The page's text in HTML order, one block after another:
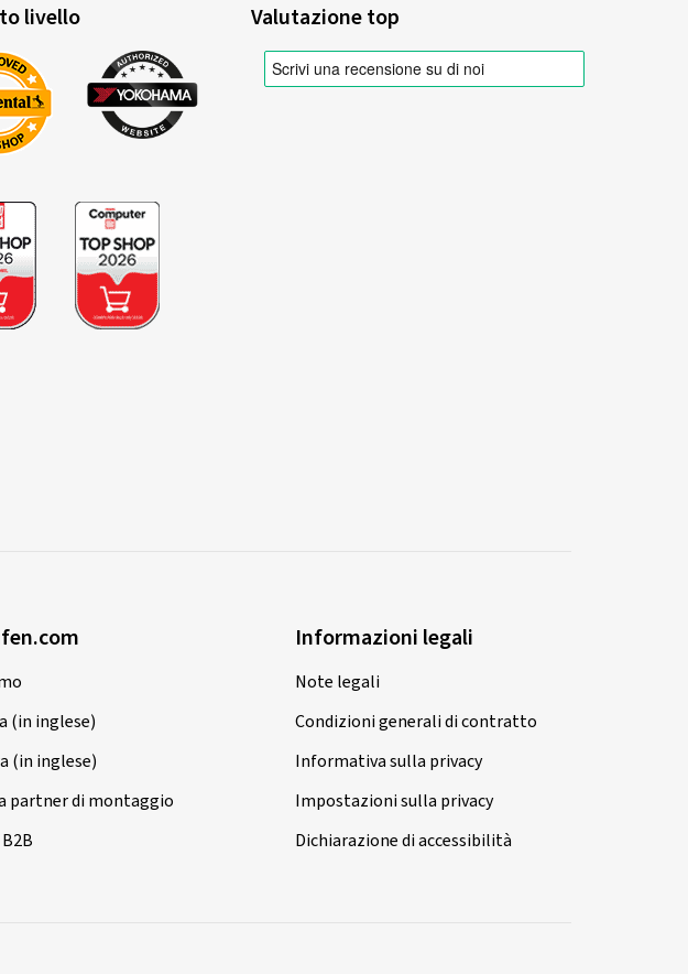
livello Valutazione top
(in inglese)
(in inglese)
partner di montaggio
Informazioni legali
Note legali
Condizioni generali di contratto
Informativa sulla privacy
Impostazioni sulla privacy
Dichiarazione di accessibilità